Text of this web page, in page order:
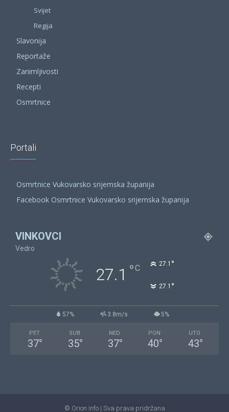
Svijet
Regija
Slavonija
Reportaže
Zanimljivosti
Recepti
Osmrtnice
Portali
Osmrtnice Vukovarsko srijemska županija
Facebook Osmrtnice Vukovarsko srijemska županija
VINKOVCI
Vedro
27.1 °C 27.1 °
27.1 °
57% 3.8m/s 5%
PET
37°
SUB
35°
NED
37°
PON
40°
UTO
43°
© Orion Info | Sva prava pridržana